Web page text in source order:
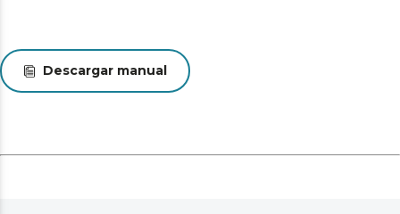
Descargar manual